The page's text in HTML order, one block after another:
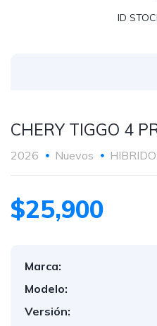
ID
CHERY TIGGO 4
2026 Nuevos HIBRIDO
$25,900
Marca:
Modelo:
Versión: